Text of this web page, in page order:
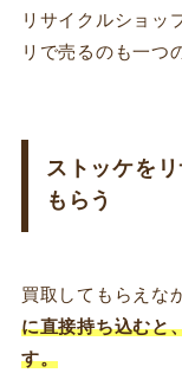
リサイクルショッ
リで売るのも一つ
ストッケを
もらう
買取してもらえな
に直接持ち込むと
す。